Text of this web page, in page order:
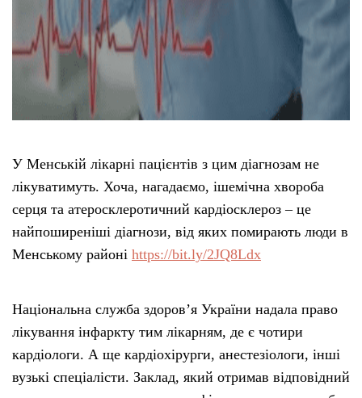
У Менській лікарні пацієнтів з цим діагнозам не
лікуватимуть. Хоча, нагадаємо, ішемічна хвороба
серця та атеросклеротичний кардіосклероз – це
найпоширеніші діагнози, від яких помирають люди в
Менському районі https://bit.ly/2JQ8Ldx
Національна служба здоров’я України надала право
лікування інфаркту тим лікарням, де є чотири
кардіологи. А ще кардіохірурги, анестезіологи, інші
вузькі спеціалісти. Заклад, який отримав відповідний